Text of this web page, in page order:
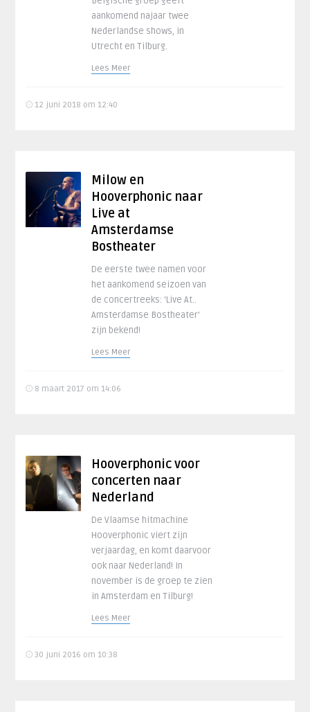
aankomend najaar twee
Nederlandse shows, in
Utrecht en Tilburg.
Lees Meer
12 juni 2018 om 12:40
Milow en
Hooverphonic naar
Live at
Amsterdamse
Bostheater
De eerste twee namen voor
het aankomend seizoen van
de concertreeks: ‘Live At..
Amsterdamse Bostheater’
zijn bekend!
Lees Meer
8 maart 2017 om 14:06
Hooverphonic voor
concerten naar
Nederland
De Vlaamse hitmachine
Hooverphonic viert zijn
verjaardag, en komt daarvoor
ook naar Nederland! In
november is de groep te zien
in Amsterdam en Tilburg!
Lees Meer
30 juni 2016 om 10:38